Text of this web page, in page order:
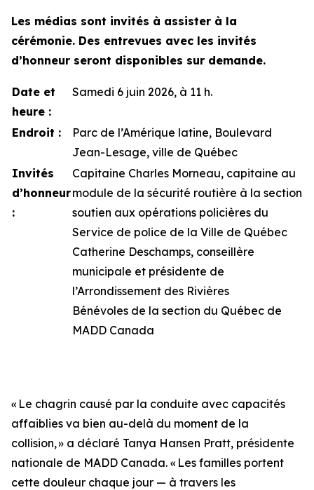
Les médias sont invités à assister à la
cérémonie. Des entrevues avec les invités
d’honneur seront disponibles sur demande.
Date et
heure :
Samedi 6 juin 2026, à 11 h.
Endroit :
Parc de l’Amérique latine, Boulevard
Jean-Lesage, ville de Québec
Invités
d’honneur
:
Capitaine Charles Morneau, capitaine au
module de la sécurité routière à la section
soutien aux opérations policières du
Service de police de la Ville de Québec
Catherine Deschamps, conseillère
municipale et présidente de
l’Arrondissement des Rivières
Bénévoles de la section du Québec de
MADD Canada
« Le chagrin causé par la conduite avec capacités
affaiblies va bien au-delà du moment de la
collision, » a déclaré Tanya Hansen Pratt, présidente
nationale de MADD Canada. « Les familles portent
cette douleur chaque jour — à travers les